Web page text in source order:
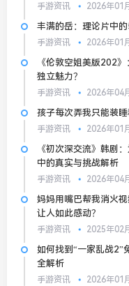
手游资讯 2026年01
丰满的岳：理论片中
手游资讯 2026年01
《伦敦空姐美版202
独立魅力？
手游资讯 2026年04
孩子每次弄我只能装
手游资讯 2026年01
《初次深交流》韩剧
中的真实与挑战解析
手游资讯 2026年04
妈妈用嘴巴帮我消火
让人如此感动？
手游资讯 2025年02
如何找到“一家乱战2”
全解析
手游资讯 2026年01